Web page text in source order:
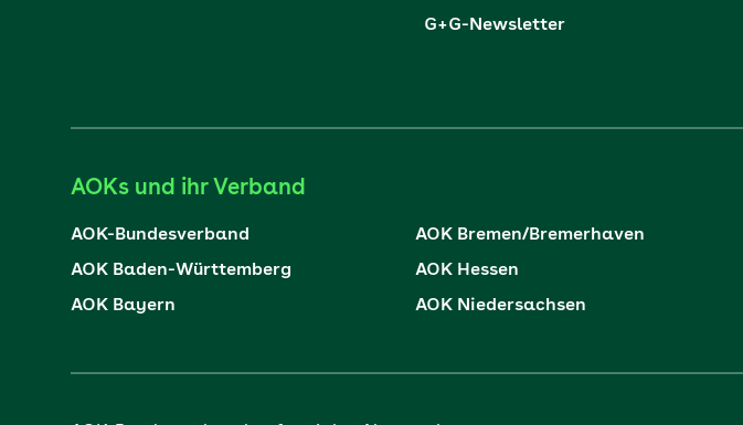
G+G-Newsletter
AOKs und ihr Verband
AOK-Bundesverband
AOK Baden-Württemberg
AOK Bayern
AOK Bremen/Bremerhaven
AOK Hessen
AOK Niedersachsen